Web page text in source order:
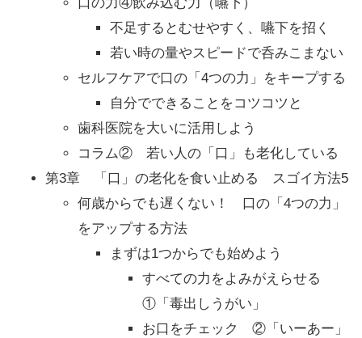
口の力④飲み込む力（嚥下）
不足するとむせやすく、嚥下を招く
若い時の量やスピードで呑みこまない
セルフケアで口の「4つの力」をキープする
自分でできることをコツコツと
歯科医院を大いに活用しよう
コラム② 若い人の「口」も老化している
第3章 「口」の老化を食い止める スゴイ方法5
何歳からでも遅くない！ 口の「4つの力」
をアップする方法
まずは1つからでも始めよう
すべての力をよみがえらせる
①「毒出しうがい」
お口をチェック ②「いーあー」